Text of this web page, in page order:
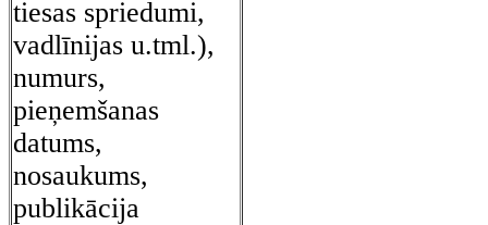
tiesas spriedumi,
vadlīnijas u.tml.),
numurs,
pieņemšanas
datums,
nosaukums,
publikācija